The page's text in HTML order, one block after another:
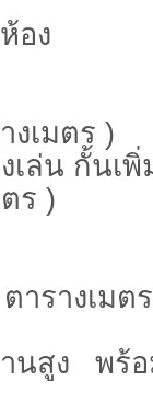
อง
เมตร )
เล่น กั้นเพิ่
ร )
ารางเมต
นสูง พร้